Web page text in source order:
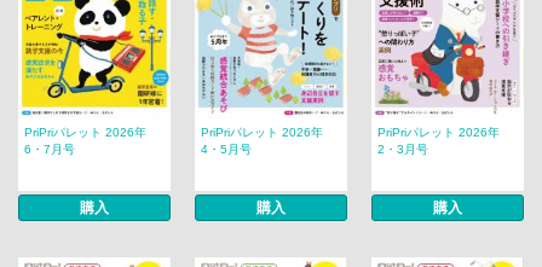
PriPriパレット 2026年
6・7月号
購入
PriPriパレット 2026年
4・5月号
購入
PriPriパレット 2026年
2・3月号
購入